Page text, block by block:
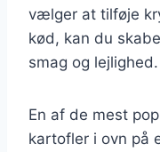
vælger at tilføje
kød, kan du
smag og lejlighed.
En af de mest
kartofler i ovn på